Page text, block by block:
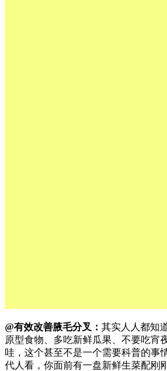
@有效改善腋毛分叉： 其实人人都知
原型食物、多吃新鲜瓜果、不要吃宵
哇，这个甚至不是一个需要科普的事
代人看，你面前有一盘新鲜生菜配刚